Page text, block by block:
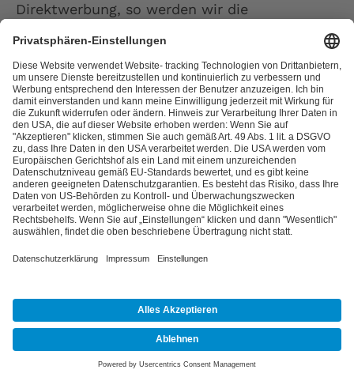
Direktwerbung, so werden wir die
personenbezogenen Daten nicht mehr für
diese Zwecke verarbeiten.
Zudem hat die betroffene Person das Recht,
aus Gründen, die sich aus ihrer besonderen
Situation ergeben, gegen die sie betreffende
Verarbeitung personenbezogener Daten, die
bei uns zu wissenschaftlichen oder
historischen Forschungszwecken oder zu
statistischen Zwecken gemäß Art. 89 Abs. 1
sei denn, eine solche Verarbeitung ist zur
Erfüllung einer im öffentlichen Interesse
liegenden Aufgabe erforderlich.